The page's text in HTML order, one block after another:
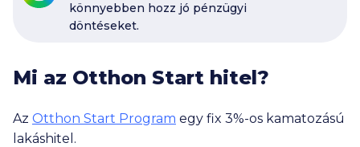
könnyebben hozz jó pénzügyi
döntéseket.
Mi az Otthon Start hitel?
Az Otthon Start Program egy fix 3%-os kamatozású
lakáshitel.